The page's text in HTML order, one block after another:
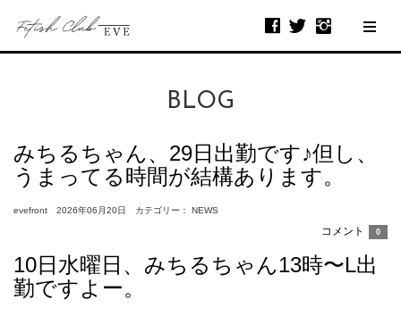
BLOG
みちるちゃん、29日出勤です♪但し、
うまってる時間が結構あります。
evefront 2026年06月20日 カテゴリー： NEWS
コメント 0
10日水曜日、みちるちゃん13時〜L出
勤ですよー。